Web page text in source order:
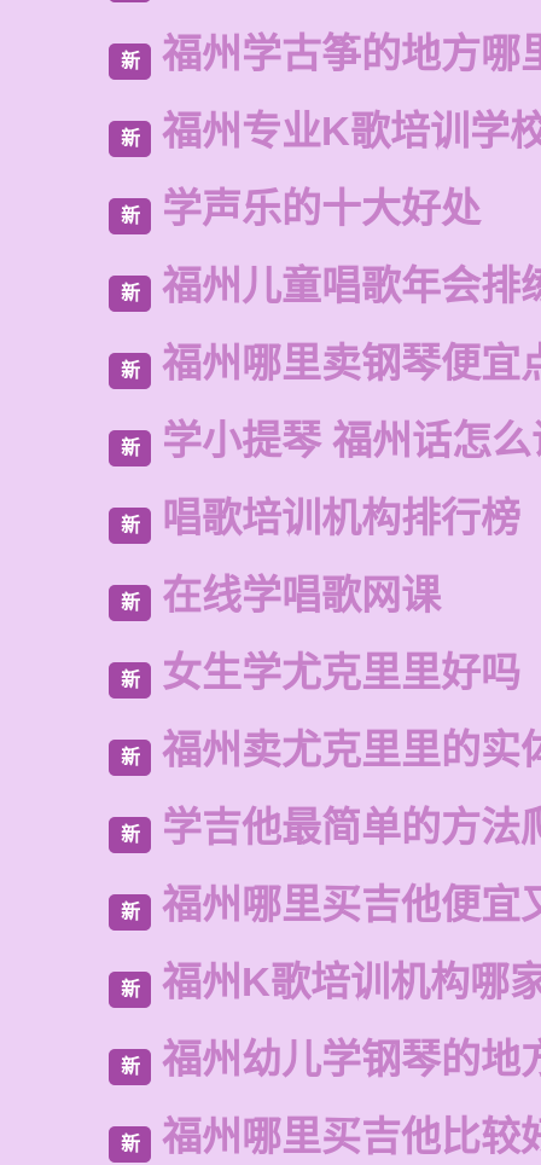
新 福州学古筝的地方哪
新 福州专业K歌培训学
新 学声乐的十大好处
新 福州儿童唱歌年会排
新 福州哪里卖钢琴便宜
新 学小提琴 福州话怎
新 唱歌培训机构排行榜
新 在线学唱歌网课
新 女生学尤克里里好吗
新 福州卖尤克里里的实
新 学吉他最简单的方法
新 福州哪里买吉他便宜
新 福州K歌培训机构哪
新 福州幼儿学钢琴的地
新 福州哪里买吉他比较